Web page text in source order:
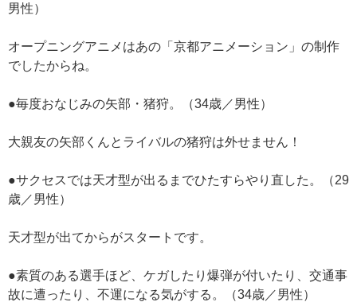
男性）
オープニングアニメはあの「京都アニメーション」の制作
でしたからね。
●毎度おなじみの矢部・猪狩。（34歳／男性）
大親友の矢部くんとライバルの猪狩は外せません！
●サクセスでは天才型が出るまでひたすらやり直した。（29
歳／男性）
天才型が出てからがスタートです。
●素質のある選手ほど、ケガしたり爆弾が付いたり、交通事
故に遭ったり、不運になる気がする。（34歳／男性）